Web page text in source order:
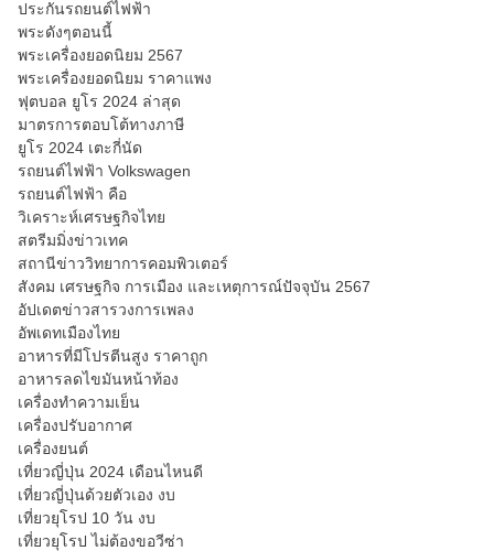
ประกันรถยนต์ไฟฟ้า
พระดังๆตอนนี้
พระเครื่องยอดนิยม 2567
พระเครื่องยอดนิยม ราคาแพง
ฟุตบอล ยูโร 2024 ล่าสุด
มาตรการตอบโต้ทางภาษี
ยูโร 2024 เตะกี่นัด
รถยนต์ไฟฟ้า Volkswagen
รถยนต์ไฟฟ้า คือ
วิเคราะห์เศรษฐกิจไทย
สตรีมมิ่งข่าวเทค
สถานีข่าววิทยาการคอมพิวเตอร์
สังคม เศรษฐกิจ การเมือง และเหตุการณ์ปัจจุบัน 2567
อัปเดตข่าวสารวงการเพลง
อัพเดทเมืองไทย
อาหารที่มีโปรตีนสูง ราคาถูก
อาหารลดไขมันหน้าท้อง
เครื่องทำความเย็น
เครื่องปรับอากาศ
เครื่องยนต์
เที่ยวญี่ปุ่น 2024 เดือนไหนดี
เที่ยวญี่ปุ่นด้วยตัวเอง งบ
เที่ยวยุโรป 10 วัน งบ
เที่ยวยุโรป ไม่ต้องขอวีซ่า